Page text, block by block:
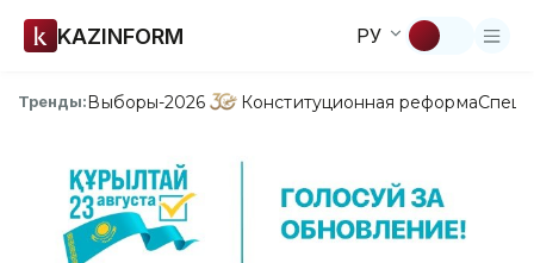
KAZINFORM РУ
Тренды:Выборы-2026 Конституционная реформа